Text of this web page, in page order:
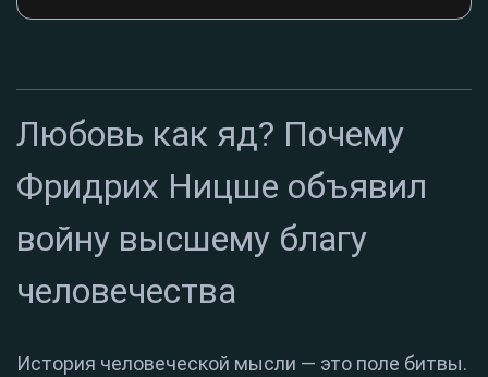
Любовь как яд? Почему
Фридрих Ницше объявил
войну высшему благу
человечества
История человеческой мысли — это поле битвы.